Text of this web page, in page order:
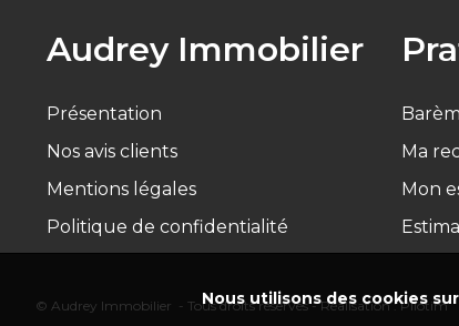
Audrey Immobilier
Présentation
Nos avis clients
Mentions légales
Politique de confidentialité
Ma
Mon
© Audrey Immobilier - Tous droits réservés - Réalisation :Pilotim
Nous utilisons des cookies